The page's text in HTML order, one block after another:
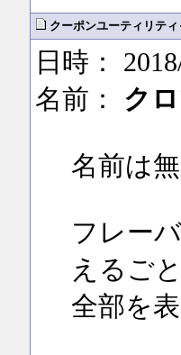
クーポンユーティリティ
日時：
名前： ク
名前は
フレー
えるご
全部を